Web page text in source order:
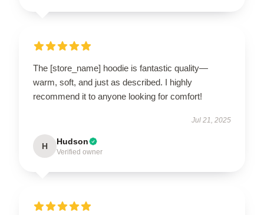
The [store_name] hoodie is fantastic quality—
warm, soft, and just as described. I highly
recommend it to anyone looking for comfort!
Jul 21, 2025
H Hudson
Verified owner